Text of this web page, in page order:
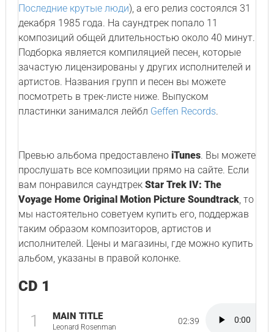
Последние крутые люди), а его релиз состоялся 31
декабря 1985 года. На саундтрек попало 11
композиций общей длительностью около 40 минут.
Подборка является компиляцией песен, которые
зачастую лицензированы у других исполнителей и
артистов. Названия групп и песен вы можете
посмотреть в трек-листе ниже. Выпуском
пластинки занимался лейбл Geffen Records.
Превью альбома предоставлено iTunes. Вы можете
прослушать все композиции прямо на сайте. Если
вам понравился саундтрек Star Trek IV: The
Voyage Home Original Motion Picture Soundtrack, то
мы настоятельно советуем купить его, поддержав
таким образом композиторов, артистов и
исполнителей. Цены и магазины, где можно купить
альбом, указаны в правой колонке.
CD 1
1 MAIN TITLE
Leonard Rosenman
02:39